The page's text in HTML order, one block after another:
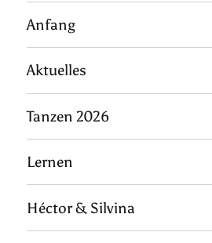
Anfang
Aktuelles
Tanzen 2026
Lernen
Héctor & Silvina